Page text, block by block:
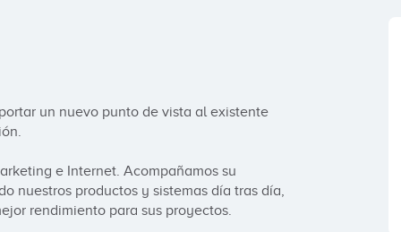
un nuevo punto de vista al existente
e Internet. Acompañamos su
nuestros productos y sistemas día tras día,
rendimiento para sus proyectos.